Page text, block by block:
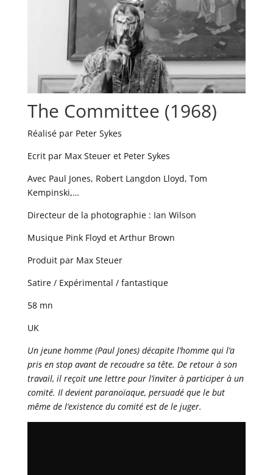
The Committee (1968)
Réalisé par Peter Sykes
Ecrit par Max Steuer et Peter Sykes
Avec Paul Jones, Robert Langdon Lloyd, Tom
Kempinski,…
Directeur de la photographie : Ian Wilson
Musique Pink Floyd et Arthur Brown
Produit par Max Steuer
Satire / Expérimental / fantastique
58 mn
UK
Un jeune homme (Paul Jones) décapite l’homme qui l’a
pris en stop avant de recoudre sa tête. De retour à son
travail, il reçoit une lettre pour l’inviter à participer à un
comité. Il devient paranoïaque, persuadé que le but
même de l’existence du comité est de le juger.